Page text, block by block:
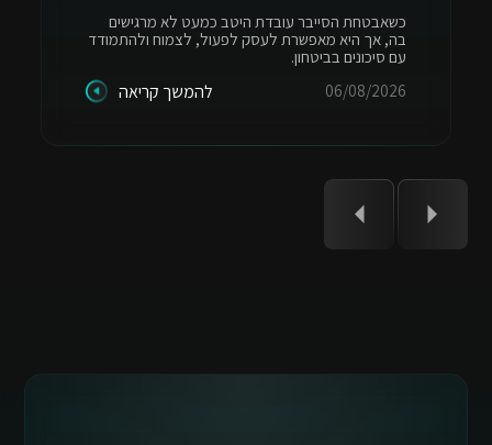
כשאבטחת הסייבר עובדת היטב כמעט לא מרגישים
בה, אך היא מאפשרת לעסק לפעול, לצמוח ולהתמודד
עם סיכונים בביטחון.
06/08/2026
להמשך קריאה